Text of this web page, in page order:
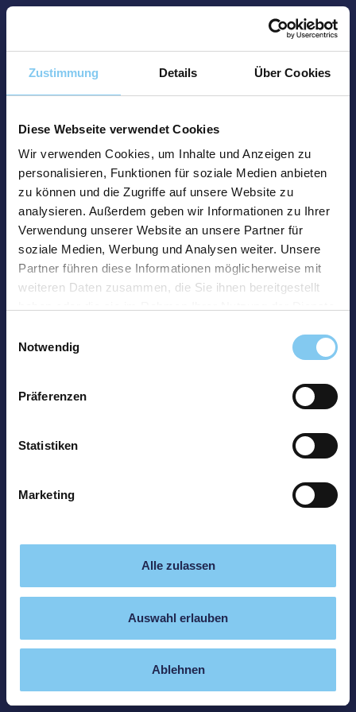
Zustimmung Details Über Cookies
Diese Webseite verwendet Cookies
Wir verwenden Cookies, um Inhalte und Anzeigen zu
personalisieren, Funktionen für soziale Medien anbieten
zu können und die Zugriffe auf unsere Website zu
analysieren. Außerdem geben wir Informationen zu Ihrer
Verwendung unserer Website an unsere Partner für
soziale Medien, Werbung und Analysen weiter. Unsere
Partner führen diese Informationen möglicherweise mit
weiteren Daten zusammen, die Sie ihnen bereitgestellt
Notwendig
Präferenzen
Statistiken
Marketing
Alle zulassen
Auswahl erlauben
Ablehnen